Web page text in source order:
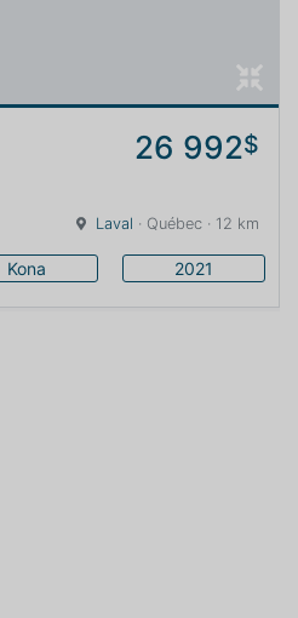
26 992$
Laval · Québec · 12 km
Kona 2021